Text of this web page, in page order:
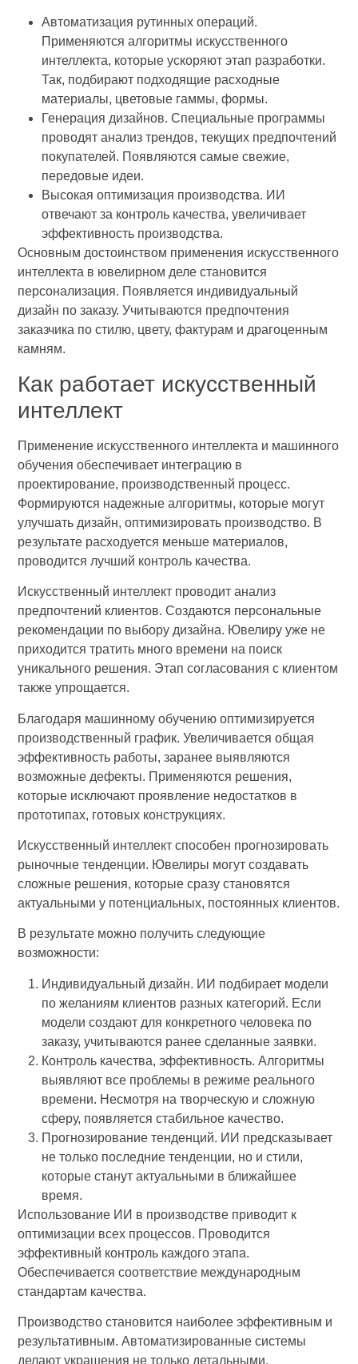
Автоматизация рутинных операций.
Применяются алгоритмы искусственного
интеллекта, которые ускоряют этап разработки.
Так, подбирают подходящие расходные
материалы, цветовые гаммы, формы.
Генерация дизайнов. Специальные программы
проводят анализ трендов, текущих предпочтений
покупателей. Появляются самые свежие,
передовые идеи.
Высокая оптимизация производства. ИИ
отвечают за контроль качества, увеличивает
эффективность производства.
Основным достоинством применения искусственного
интеллекта в ювелирном деле становится
персонализация. Появляется индивидуальный
дизайн по заказу. Учитываются предпочтения
заказчика по стилю, цвету, фактурам и драгоценным
камням.
Как работает искусственный
интеллект
Применение искусственного интеллекта и машинного
обучения обеспечивает интеграцию в
проектирование, производственный процесс.
Формируются надежные алгоритмы, которые могут
улучшать дизайн, оптимизировать производство. В
результате расходуется меньше материалов,
проводится лучший контроль качества.
Искусственный интеллект проводит анализ
предпочтений клиентов. Создаются персональные
рекомендации по выбору дизайна. Ювелиру уже не
приходится тратить много времени на поиск
уникального решения. Этап согласования с клиентом
также упрощается.
Благодаря машинному обучению оптимизируется
производственный график. Увеличивается общая
эффективность работы, заранее выявляются
возможные дефекты. Применяются решения,
которые исключают проявление недостатков в
прототипах, готовых конструкциях.
Искусственный интеллект способен прогнозировать
рыночные тенденции. Ювелиры могут создавать
сложные решения, которые сразу становятся
актуальными у потенциальных, постоянных клиентов.
В результате можно получить следующие
возможности:
Индивидуальный дизайн. ИИ подбирает модели
по желаниям клиентов разных категорий. Если
модели создают для конкретного человека по
заказу, учитываются ранее сделанные заявки.
Контроль качества, эффективность. Алгоритмы
выявляют все проблемы в режиме реального
времени. Несмотря на творческую и сложную
сферу, появляется стабильное качество.
Прогнозирование тенденций. ИИ предсказывает
не только последние тенденции, но и стили,
которые станут актуальными в ближайшее
время.
Использование ИИ в производстве приводит к
оптимизации всех процессов. Проводится
эффективный контроль каждого этапа.
Обеспечивается соответствие международным
стандартам качества.
Производство становится наиболее эффективным и
результативным. Автоматизированные системы
делают украшения не только детальными.